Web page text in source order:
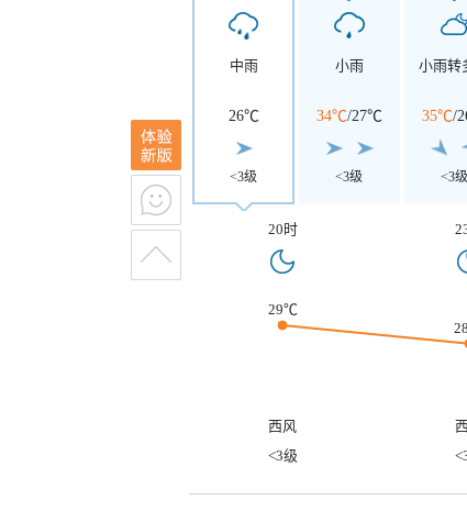
中雨
26℃
<3级
小雨
34℃/27℃
<3级
小雨转
35℃/
<3级
20时
29℃
西风
<3级